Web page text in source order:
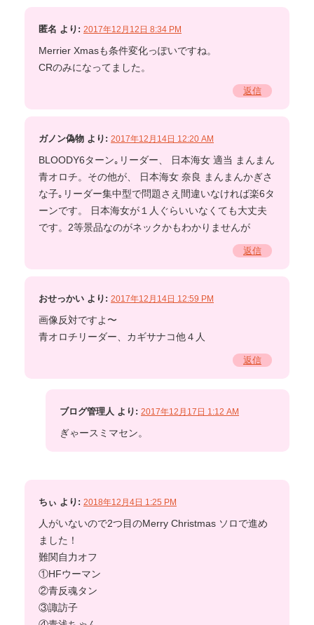
匿名 より: 2017年12月12日 8:34 PM
Merrier Xmasも条件変化っぽいですね。
CRのみになってました。
返信
ガノン偽物 より: 2017年12月14日 12:20 AM
BLOODY6ターン｡リーダー、 日本海女 適当 まんまん
青オロチ。その他が、 日本海女 奈良 まんまんかぎさ
な子｡リーダー集中型で問題さえ間違いなければ楽6タ
ーンです。 日本海女が１人ぐらいいなくても大丈夫
です。2等景品なのがネックかもわかりませんが
返信
おせっかい より: 2017年12月14日 12:59 PM
画像反対ですよ〜
青オロチリーダー、カギサナコ他４人
返信
ブログ管理人 より: 2017年12月17日 1:12 AM
ぎゃースミマセン。
ちぃ より: 2018年12月4日 1:25 PM
人がいないので2つ目のMerry Christmas ソロで進め
ました！
難関自力オフ
①HFウーマン
②青反魂タン
③諏訪子